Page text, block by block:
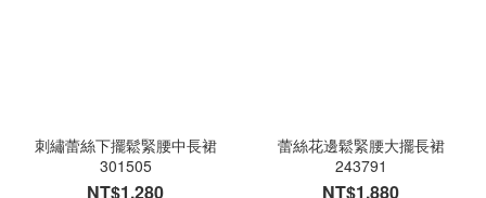
刺繡蕾絲下擺鬆緊腰中長裙
301505
NT$1,280
蕾絲花邊鬆緊腰大擺長裙
243791
NT$1,880